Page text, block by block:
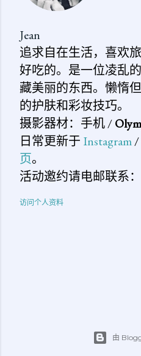
Jean
追求自在生活，喜欢
好吃的。是一位凌乱
藏美丽的东西。懒惰
的护肤和彩妆技巧。
摄影器材：手机 /
日常更新于 Instagram/
页。
活动邀约请电邮联系：
访问个人资料
由